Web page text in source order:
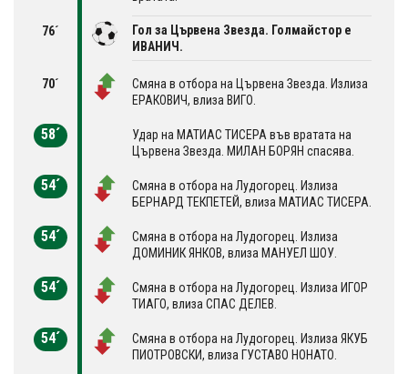
76´
Гол за Цървена Звезда. Голмайстор е
ИВАНИЧ.
70´
Смяна в отбора на Цървена Звезда. Излиза
ЕРАКОВИЧ, влиза ВИГО.
58´
Удар на МАТИАС ТИСЕРА във вратата на
Цървена Звезда. МИЛАН БОРЯН спасява.
54´
Смяна в отбора на Лудогорец. Излиза
БЕРНАРД ТЕКПЕТЕЙ, влиза МАТИАС ТИСЕРА.
54´
Смяна в отбора на Лудогорец. Излиза
ДОМИНИК ЯНКОВ, влиза МАНУЕЛ ШОУ.
54´
Смяна в отбора на Лудогорец. Излиза ИГОР
ТИАГО, влиза СПАС ДЕЛЕВ.
54´
Смяна в отбора на Лудогорец. Излиза ЯКУБ
ПИОТРОВСКИ, влиза ГУСТАВО НОНАТО.